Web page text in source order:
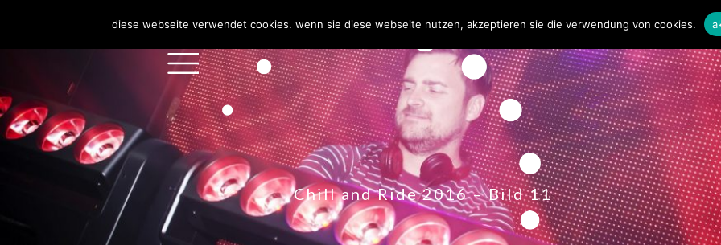
Chill and Ride 2016 – Bild 11
diese webseite verwendet cookies. wenn sie diese webseite nutzen, akzeptieren sie die verwendung von cookies.